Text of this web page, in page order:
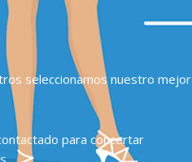
seleccionamos nuestro mejor
para concertar